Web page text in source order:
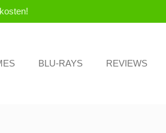
BLU-RAYS REVIEWS